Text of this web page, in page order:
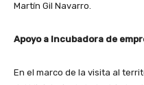
Martín Gil Navarro.
Apoyo a Incubadora de
En el marco de la visita al